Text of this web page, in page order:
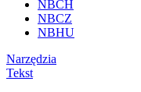
NBCH
NBCZ
NBHU
Narzędzia
Tekst